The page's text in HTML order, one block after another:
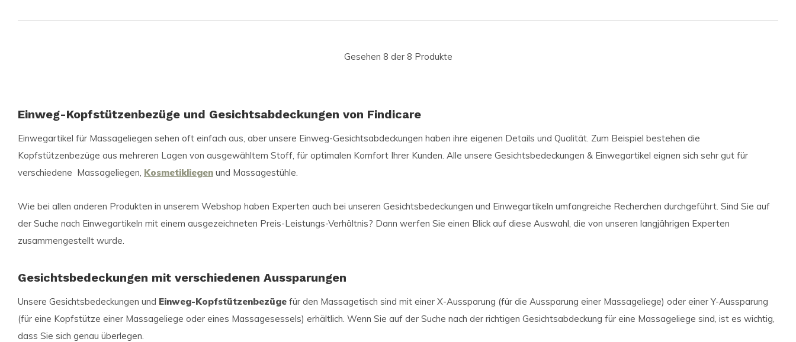
Gesehen 8 der 8 Produkte
Einweg-Kopfstützenbezüge und Gesichtsabdeckungen von Findicare
Einwegartikel für Massageliegen sehen oft einfach aus, aber unsere Einweg-Gesichtsabdeckungen haben ihre eigenen Details und Qualität. Zum Beispiel bestehen die
Kopfstützenbezüge aus mehreren Lagen von ausgewähltem Stoff, für optimalen Komfort Ihrer Kunden. Alle unsere Gesichtsbedeckungen & Einwegartikel eignen sich sehr gut für
verschiedene Massageliegen, Kosmetikliegen und Massagestühle.
Wie bei allen anderen Produkten in unserem Webshop haben Experten auch bei unseren Gesichtsbedeckungen und Einwegartikeln umfangreiche Recherchen durchgeführt. Sind Sie auf
der Suche nach Einwegartikeln mit einem ausgezeichneten Preis-Leistungs-Verhältnis? Dann werfen Sie einen Blick auf diese Auswahl, die von unseren langjährigen Experten
zusammengestellt wurde.
Gesichtsbedeckungen mit verschiedenen Aussparungen
Unsere Gesichtsbedeckungen und Einweg-Kopfstützenbezüge für den Massagetisch sind mit einer X-Aussparung (für die Aussparung einer Massageliege) oder einer Y-Aussparung
(für eine Kopfstütze einer Massageliege oder eines Massagesessels) erhältlich. Wenn Sie auf der Suche nach der richtigen Gesichtsabdeckung für eine Massageliege sind, ist es wichtig,
dass Sie sich genau überlegen.